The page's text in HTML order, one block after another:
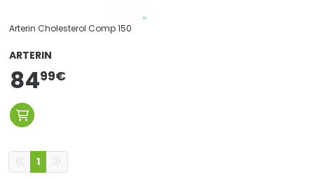
Arterin Cholesterol Comp 150
ARTERIN
8499€
1